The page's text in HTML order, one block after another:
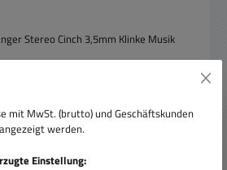
mit MwSt. (brutto) und Geschäftskunden
werden.
Einstellung: